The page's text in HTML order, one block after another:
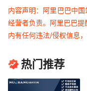
内容声明：阿里巴巴中
经营者负责。阿里巴巴
内有任何违法/侵权信息
热门推荐